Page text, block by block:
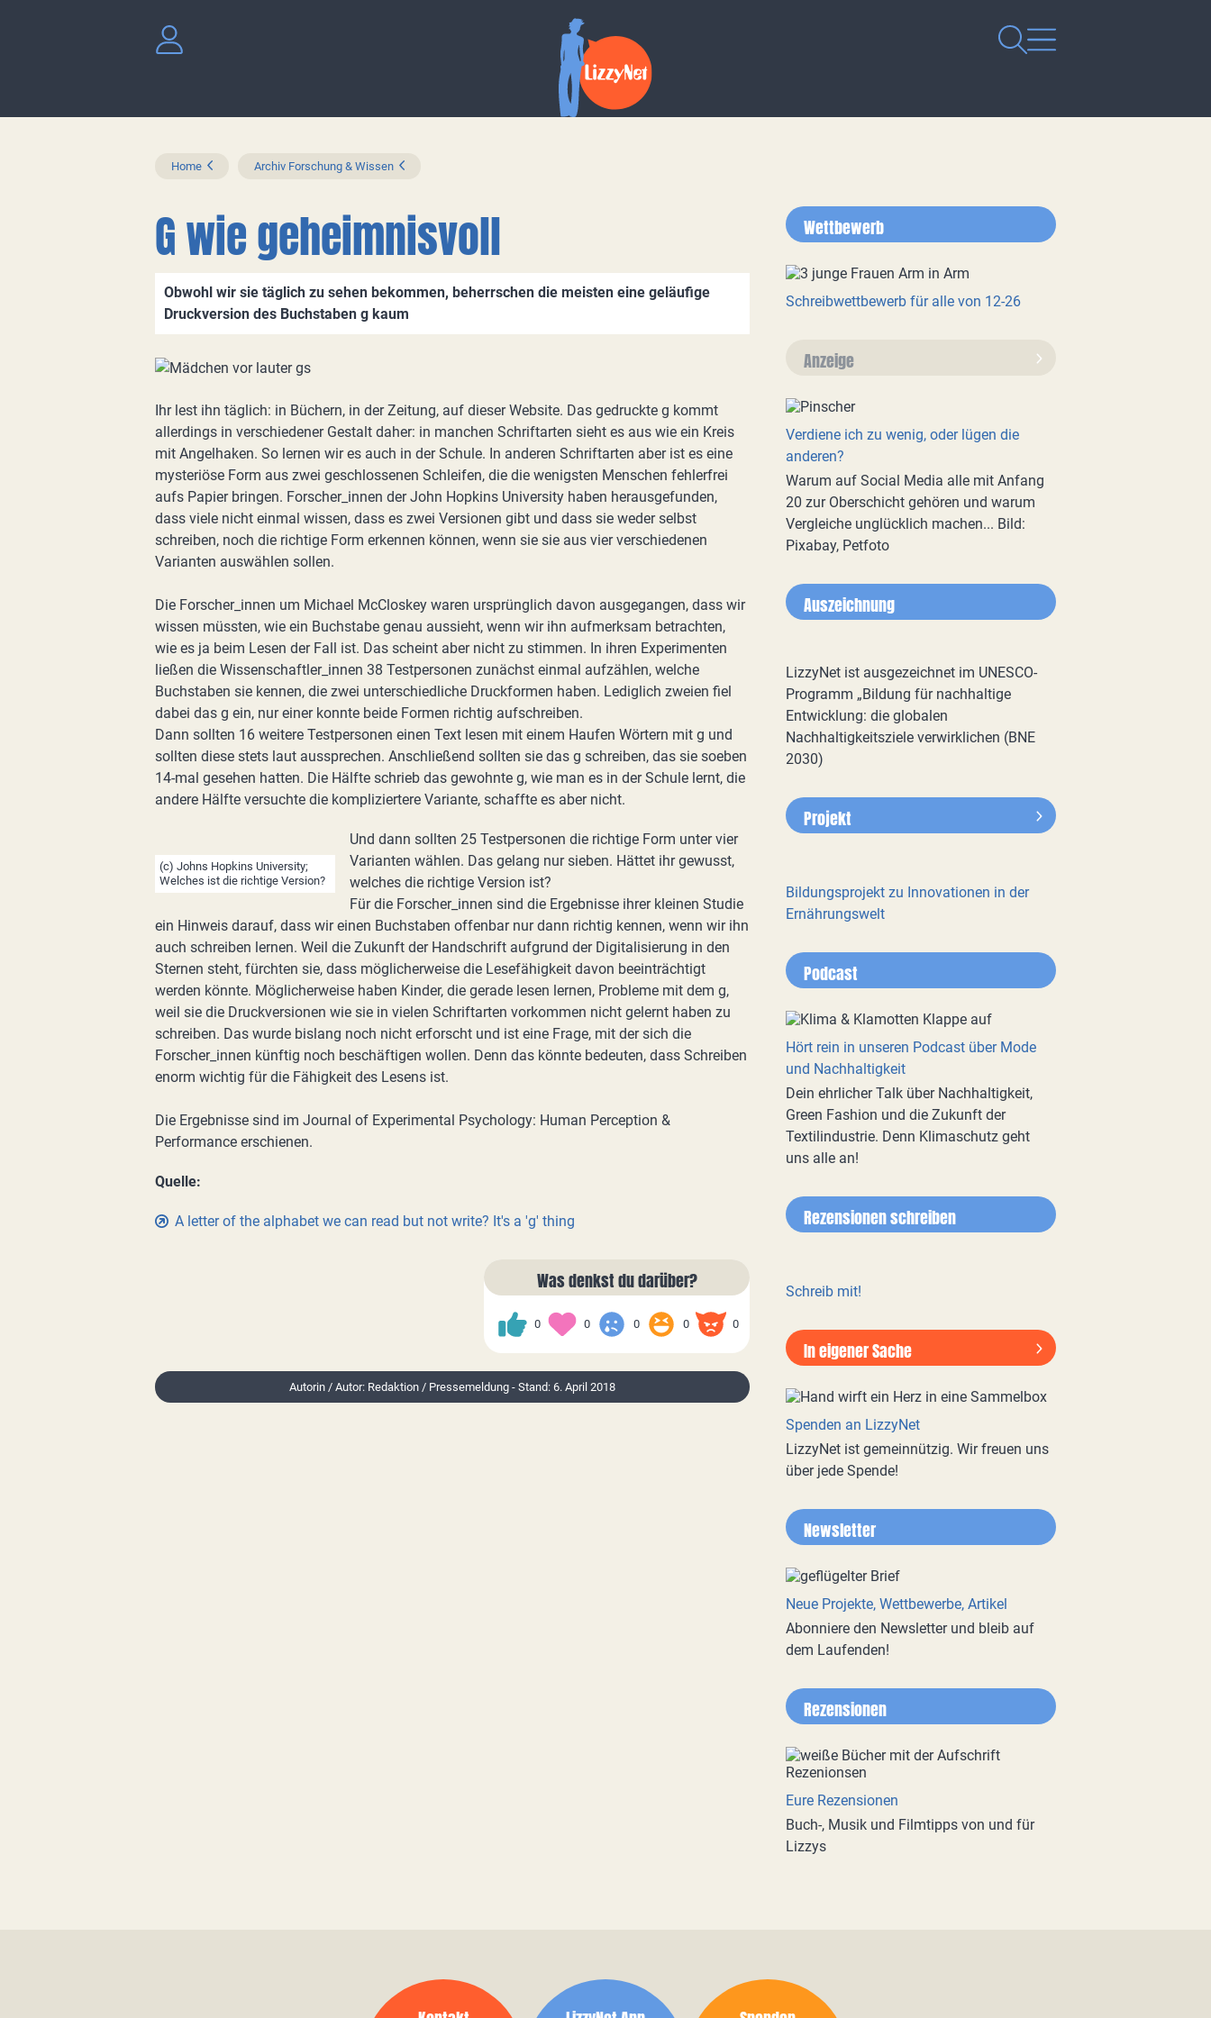
Home Archiv Forschung & Wissen
G wie geheimnisvoll
Obwohl wir sie täglich zu sehen bekommen, beherrschen die meisten eine geläufige
Druckversion des Buchstaben g kaum
Ihr lest ihn täglich: in Büchern, in der Zeitung, auf dieser Website. Das gedruckte g kommt
allerdings in verschiedener Gestalt daher: in manchen Schriftarten sieht es aus wie ein Kreis
mit Angelhaken. So lernen wir es auch in der Schule. In anderen Schriftarten aber ist es eine
mysteriöse Form aus zwei geschlossenen Schleifen, die die wenigsten Menschen fehlerfrei
aufs Papier bringen. Forscher_innen der John Hopkins University haben herausgefunden,
dass viele nicht einmal wissen, dass es zwei Versionen gibt und dass sie weder selbst
schreiben, noch die richtige Form erkennen können, wenn sie sie aus vier verschiedenen
Varianten auswählen sollen.
Die Forscher_innen um Michael McCloskey waren ursprünglich davon ausgegangen, dass wir
wissen müssten, wie ein Buchstabe genau aussieht, wenn wir ihn aufmerksam betrachten,
wie es ja beim Lesen der Fall ist. Das scheint aber nicht zu stimmen. In ihren Experimenten
ließen die Wissenschaftler_innen 38 Testpersonen zunächst einmal aufzählen, welche
Buchstaben sie kennen, die zwei unterschiedliche Druckformen haben. Lediglich zweien fiel
dabei das g ein, nur einer konnte beide Formen richtig aufschreiben.
Dann sollten 16 weitere Testpersonen einen Text lesen mit einem Haufen Wörtern mit g und
sollten diese stets laut aussprechen. Anschließend sollten sie das g schreiben, das sie soeben
14-mal gesehen hatten. Die Hälfte schrieb das gewohnte g, wie man es in der Schule lernt, die
andere Hälfte versuchte die kompliziertere Variante, schaffte es aber nicht.
(c) Johns Hopkins University;
Welches ist die richtige Version?
Und dann sollten 25 Testpersonen die richtige Form unter vier
Varianten wählen. Das gelang nur sieben. Hättet ihr gewusst,
welches die richtige Version ist?
Für die Forscher_innen sind die Ergebnisse ihrer kleinen Studie
ein Hinweis darauf, dass wir einen Buchstaben offenbar nur dann richtig kennen, wenn wir ihn
auch schreiben lernen. Weil die Zukunft der Handschrift aufgrund der Digitalisierung in den
Sternen steht, fürchten sie, dass möglicherweise die Lesefähigkeit davon beeinträchtigt
werden könnte. Möglicherweise haben Kinder, die gerade lesen lernen, Probleme mit dem g,
weil sie die Druckversionen wie sie in vielen Schriftarten vorkommen nicht gelernt haben zu
schreiben. Das wurde bislang noch nicht erforscht und ist eine Frage, mit der sich die
Forscher_innen künftig noch beschäftigen wollen. Denn das könnte bedeuten, dass Schreiben
enorm wichtig für die Fähigkeit des Lesens ist.
Die Ergebnisse sind im Journal of Experimental Psychology: Human Perception &
Performance erschienen.
Quelle:
A letter of the alphabet we can read but not write? It's a 'g' thing
Was denkst du darüber?
0 0 0 0 0
Autorin / Autor: Redaktion / Pressemeldung - Stand: 6. April 2018
Wettbewerb
Schreibwettbewerb für alle von 12-26
Anzeige
Verdiene ich zu wenig, oder lügen die
anderen?
Warum auf Social Media alle mit Anfang
20 zur Oberschicht gehören und warum
Vergleiche unglücklich machen... Bild:
Pixabay, Petfoto
Auszeichnung
LizzyNet ist ausgezeichnet im UNESCO-
Programm „Bildung für nachhaltige
Entwicklung: die globalen
Nachhaltigkeitsziele verwirklichen (BNE
2030)
Projekt
Bildungsprojekt zu Innovationen in der
Ernährungswelt
Podcast
Hört rein in unseren Podcast über Mode
und Nachhaltigkeit
Dein ehrlicher Talk über Nachhaltigkeit,
Green Fashion und die Zukunft der
Textilindustrie. Denn Klimaschutz geht
uns alle an!
Rezensionen schreiben
Schreib mit!
In eigener Sache
Spenden an LizzyNet
LizzyNet ist gemeinnützig. Wir freuen uns
über jede Spende!
Newsletter
Neue Projekte, Wettbewerbe, Artikel
Abonniere den Newsletter und bleib auf
dem Laufenden!
Rezensionen
Eure Rezensionen
Buch-, Musik und Filmtipps von und für
Lizzys